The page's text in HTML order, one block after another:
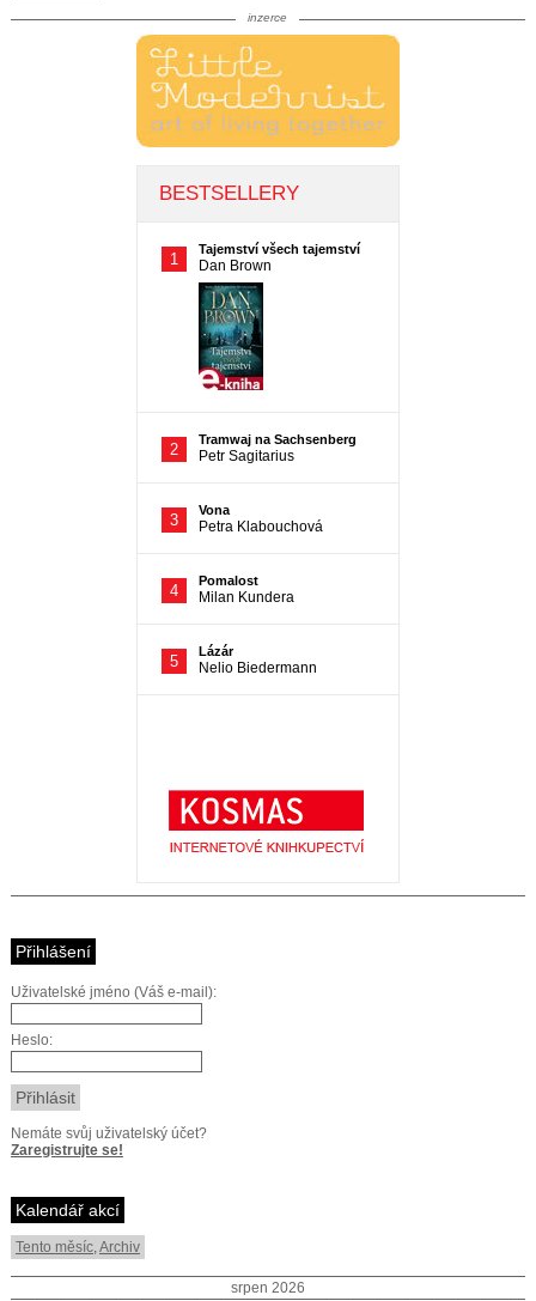
inzerce
Přihlášení
Uživatelské jméno (Váš e-mail):
Heslo:
Nemáte svůj uživatelský účet?
Zaregistrujte se!
Kalendář akcí
Tento měsíc,Archiv
srpen 2026